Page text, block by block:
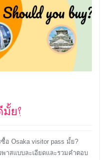
มั้ย?
อ Osaka visitor pass มั้ย?
าสแบบละเอียดและรวมคำตอบ